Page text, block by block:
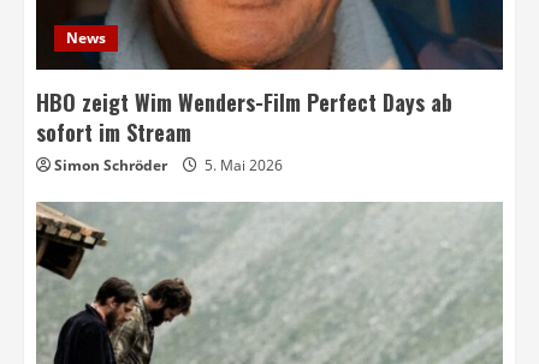
News
HBO zeigt Wim Wenders-Film Perfect Days ab
sofort im Stream
Simon Schröder 5. Mai 2026